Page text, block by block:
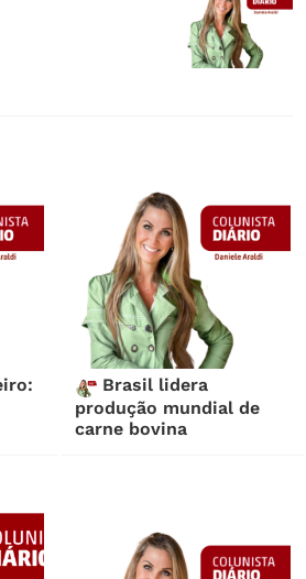
Brasil lidera
produção mundial de
carne bovina